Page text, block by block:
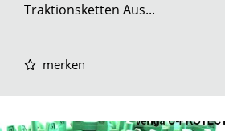
Traktionsketten Aus...
merken